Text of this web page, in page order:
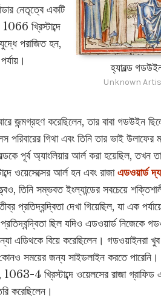
হ্যারল্ড
Unknown
নেতৃত্বে একটি
খ্রিস্টাব্দে
যুদ্ধে পরাজিত হন,
জন্মগ্রহণ করেছিলেন, তার বাবা গডউইন
গিথা এবং তিনি তার ভাই উলাফের
পূর্ব অ্যাংলিয়ার আর্ল করা হয়েছিল, তখন
ওয়েসেক্সের আর্ল হন এবং রাজাএডওয়ার্ড
তিনি সম্ভবত ইংল্যান্ডের সবচেয়ে
প্রতিদ্বন্দ্বিতা দেখা গিয়েছিল, যা এক
ছিল যদিও এডওয়ার্ড নিজেকে
এডিথকে বিয়ে করেছিলেন। গডওয়াইনরা
সময়ের জন্য সাইডলাইন করতে পারেনি।
4 খ্রিস্টাব্দে ওয়েলসের রাজা গ্রাফিড
করেছিলেন।